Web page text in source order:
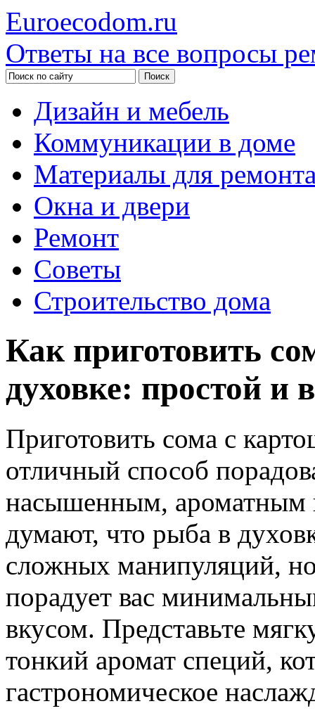
Euroecodom.ru
Ответы на все вопросы
Дизайн и мебель
Коммуникации в доме
Материалы для
Окна и двери
Ремонт
Советы
Строительство дома
Как приготовить
духовке: простой и
Приготовить сома с
отличный способ
насышенным,
думают, что рыба в
сложных манипуляций,
порадует вас
вкусом. Представьте
тонкий аромат специй,
гастрономическое